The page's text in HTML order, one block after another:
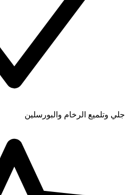
جلي وتلميع الرخام والبورسلين